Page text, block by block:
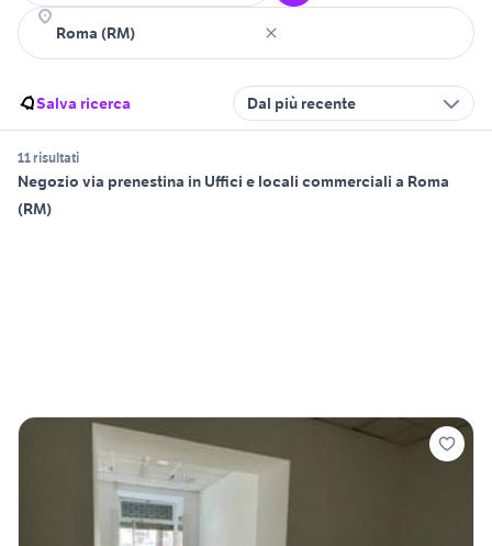
Salva ricerca Dal più recente
11 risultati
Negozio via prenestina in Uffici e locali commerciali a Roma
(RM)